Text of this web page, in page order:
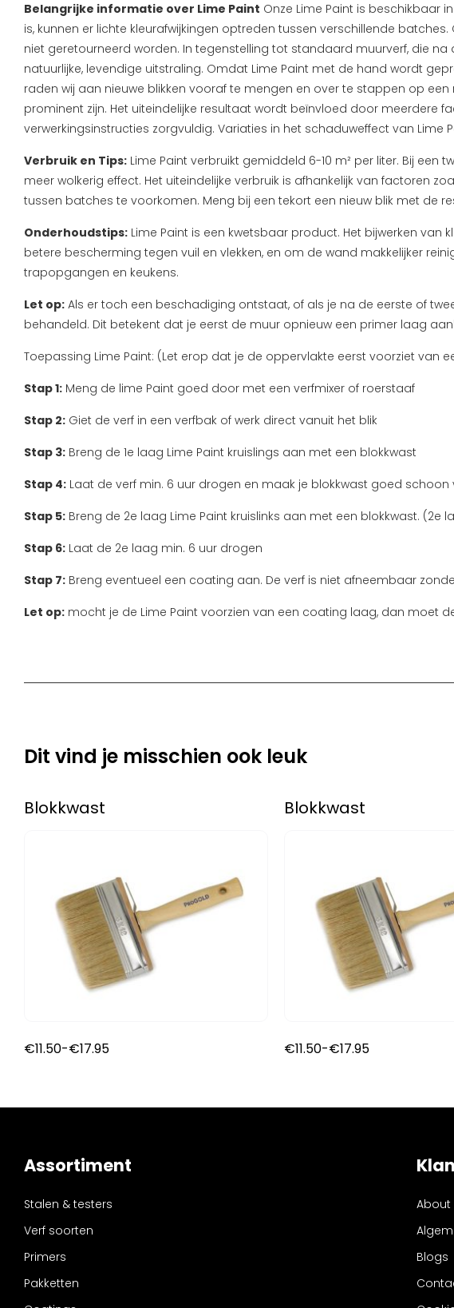
Belangrijke informatie over Lime Paint Onze Lime Paint is beschikbaar
is, kunnen er lichte kleurafwijkingen optreden tussen verschillende
niet geretourneerd worden. In tegenstelling tot standaard muurverf, die
natuurlijke, levendige uitstraling. Omdat Lime Paint met de hand wordt
raden wij aan nieuwe blikken vooraf te mengen en over te stappen op
prominent zijn. Het uiteindelijke resultaat wordt beïnvloed door meerdere
verwerkingsinstructies zorgvuldig. Variaties in het schaduweffect van
Verbruik en Tips: Lime Paint verbruikt gemiddeld 6-10 m² per liter. Bij
meer wolkerig effect. Het uiteindelijke verbruik is afhankelijk van factoren
tussen batches te voorkomen. Meng bij een tekort een nieuw blik met de
Onderhoudstips: Lime Paint is een kwetsbaar product. Het bijwerken
betere bescherming tegen vuil en vlekken, en om de wand makkelijker
trapopgangen en keukens.
Let op: Als er toch een beschadiging ontstaat, of als je na de eerste of
behandeld. Dit betekent dat je eerst de muur opnieuw een primer laag
Toepassing Lime Paint: (Let erop dat je de oppervlakte eerst voorziet van
Stap 1: Meng de lime Paint goed door met een verfmixer of roerstaaf
Stap 2: Giet de verf in een verfbak of werk direct vanuit het blik
Stap 3: Breng de 1e laag Lime Paint kruislings aan met een blokkwast
Stap 4: Laat de verf min. 6 uur drogen en maak je blokkwast goed
Stap 5: Breng de 2e laag Lime Paint kruislinks aan met een blokkwast.
Stap 6: Laat de 2e laag min. 6 uur drogen
Stap 7: Breng eventueel een coating aan. De verf is niet afneembaar
Let op: mocht je de Lime Paint voorzien van een coating laag, dan moet
Dit vind je misschien ook leuk
Blokkwast
€11.50-€17.95Prijsklasse:
Blokkwast
€11.50-€17.95Prijsklasse:
Assortiment
Stalen & testers
Verf soorten
Primers
Pakketten
About
Blogs